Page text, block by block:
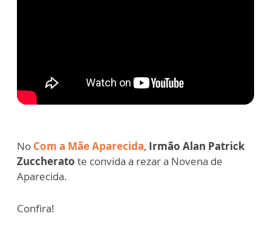
No Com a Mãe Aparecida, Irmão Alan Patrick
Zuccherato te convida a rezar a Novena de
Aparecida.
Confira!